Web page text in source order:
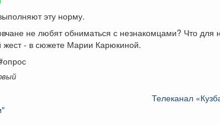
эту норму.
не любят обниматься с незнакомцами? Что для
жест - в сюжете Марии Карюкиной.
Телеканал